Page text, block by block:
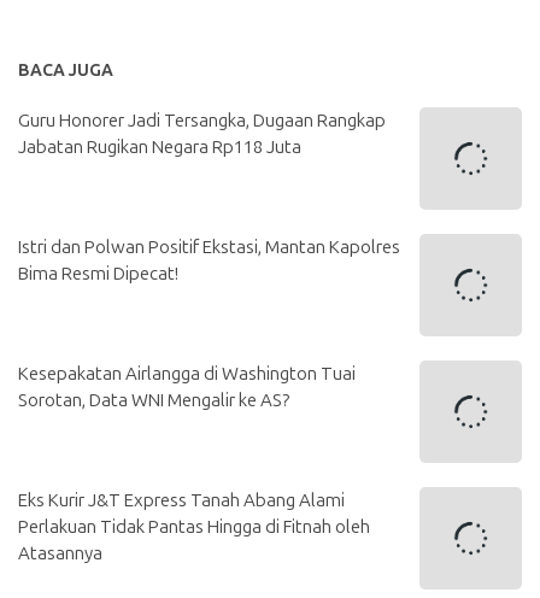
BACA JUGA
Guru Honorer Jadi Tersangka, Dugaan Rangkap
Jabatan Rugikan Negara Rp118 Juta
Istri dan Polwan Positif Ekstasi, Mantan Kapolres
Bima Resmi Dipecat!
Kesepakatan Airlangga di Washington Tuai
Sorotan, Data WNI Mengalir ke AS?
Eks Kurir J&T Express Tanah Abang Alami
Perlakuan Tidak Pantas Hingga di Fitnah oleh
Atasannya